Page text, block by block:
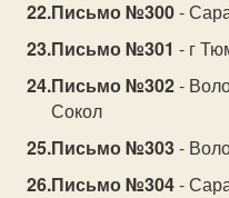
Письмо №300-
Письмо №301 - г
Письмо №302-
Сокол
Письмо №303-
Письмо №304-